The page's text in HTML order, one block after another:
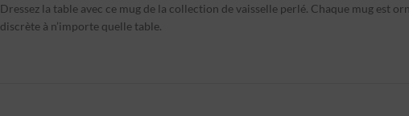
Dressez la table avec ce mug de la collection de vaisselle perlé. Chaque mug est
discrète à n’importe quelle table.